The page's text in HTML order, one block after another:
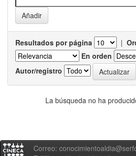
Resultados por página |
En orden
Autor/registro
La búsqueda no ha
Correo: